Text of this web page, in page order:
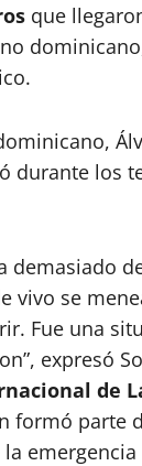
que
durante los
demasiado
vivo se
Fue una
expresó
de
formó parte